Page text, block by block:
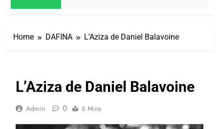
Home DAFINA L’Aziza de Daniel Balavoine
L’Aziza de Daniel Balavoine
Admin 0 6 Mins